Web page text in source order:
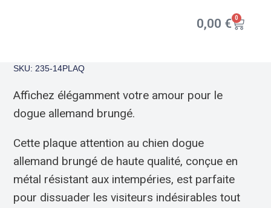
0,00 € 0
SKU: 235-14PLAQ
Affichez élégamment votre amour pour le
dogue allemand brungé.
Cette plaque attention au chien dogue
allemand brungé de haute qualité, conçue en
métal résistant aux intempéries, est parfaite
pour dissuader les visiteurs indésirables tout